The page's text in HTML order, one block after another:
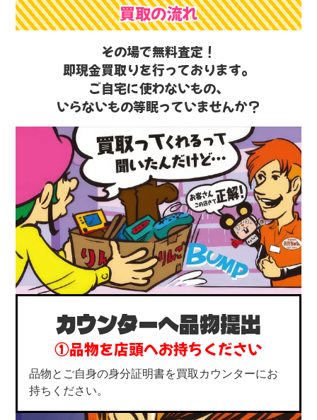
買取の流れ
その場で無料査定！
即現金買取りを行っております。
ご自宅に使わないもの、
いらないもの等眠っていませんか？
カウンターへ品物提出
①品物を店頭へお持ちください
品物とご自身の身分証明書を買取カウンターにお
持ちください。